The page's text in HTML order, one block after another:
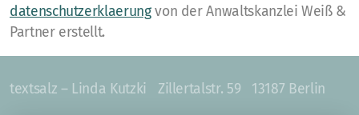
datenschutzerklaerungvon der Anwaltskanzlei Weiß &
Partner erstellt.
textsalz – Linda Kutzki Zillertalstr. 59 13187 Berlin